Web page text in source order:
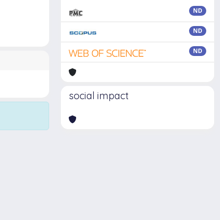
ND
ND
ND
social impact